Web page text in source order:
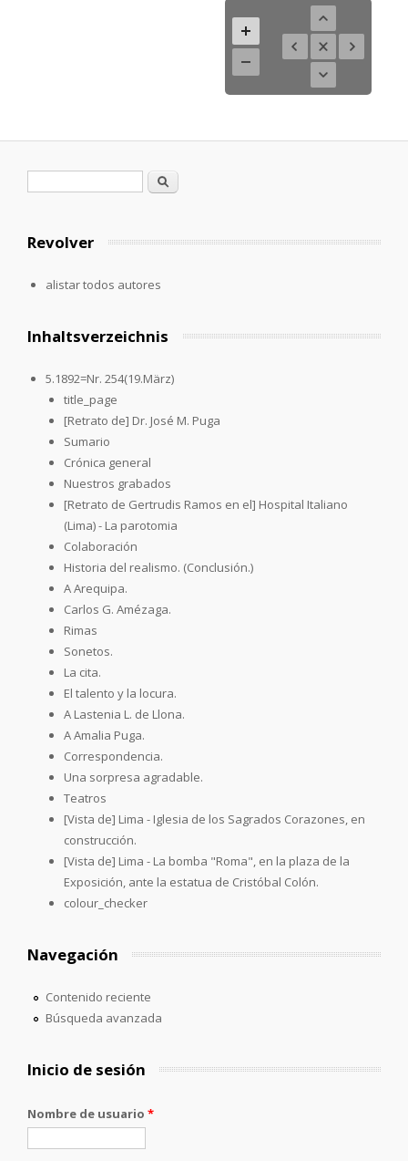
Formulario de búsqueda
Buscar
Revolver
alistar todos autores
Inhaltsverzeichnis
5.1892=Nr. 254(19.März)
title_page
[Retrato de] Dr. José M. Puga
Sumario
Crónica general
Nuestros grabados
[Retrato de Gertrudis Ramos en el] Hospital Italiano
(Lima) - La parotomia
Colaboración
Historia del realismo. (Conclusión.)
A Arequipa.
Carlos G. Amézaga.
Rimas
Sonetos.
La cita.
El talento y la locura.
A Lastenia L. de Llona.
A Amalia Puga.
Correspondencia.
Una sorpresa agradable.
Teatros
[Vista de] Lima - Iglesia de los Sagrados Corazones, en
construcción.
[Vista de] Lima - La bomba "Roma", en la plaza de la
Exposición, ante la estatua de Cristóbal Colón.
colour_checker
Navegación
Contenido reciente
Búsqueda avanzada
Inicio de sesión
Nombre de usuario *